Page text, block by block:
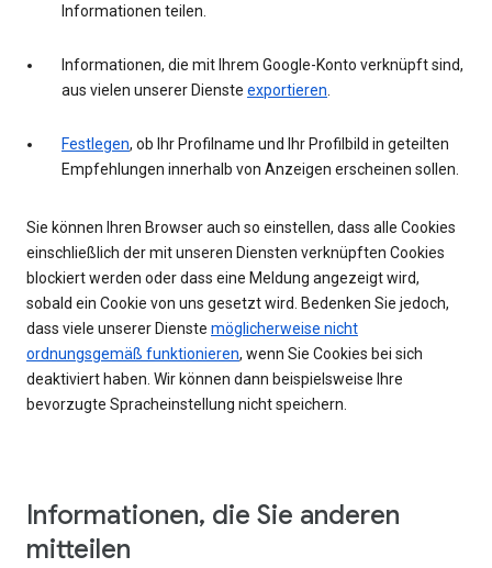
Informationen teilen.
Informationen, die mit Ihrem Google-Konto verknüpft sind,
aus vielen unserer Dienste exportieren.
Festlegen, ob Ihr Profilname und Ihr Profilbild in geteilten
Empfehlungen innerhalb von Anzeigen erscheinen sollen.
Sie können Ihren Browser auch so einstellen, dass alle Cookies
einschließlich der mit unseren Diensten verknüpften Cookies
blockiert werden oder dass eine Meldung angezeigt wird,
sobald ein Cookie von uns gesetzt wird. Bedenken Sie jedoch,
dass viele unserer Dienste möglicherweise nicht
ordnungsgemäß funktionieren, wenn Sie Cookies bei sich
deaktiviert haben. Wir können dann beispielsweise Ihre
bevorzugte Spracheinstellung nicht speichern.
Informationen, die Sie anderen
mitteilen